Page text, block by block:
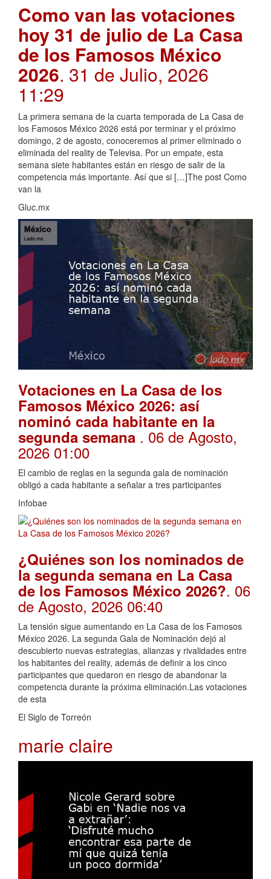
Como van las votaciones
hoy 31 de julio de La Casa
de los Famosos México
2026. 31 de Julio, 2026
11:29
La primera semana de la cuarta temporada de La Casa de
los Famosos México 2026 está por terminar y el próximo
domingo, 2 de agosto, conoceremos al primer eliminado o
eliminada del reality de Televisa. Por un empate, esta
semana siete habitantes están en riesgo de salir de la
competencia más importante. Así que si […]The post Como
van la
Gluc.mx
Votaciones en La Casa de los
Famosos México 2026: así
nominó cada habitante en la
segunda semana . 06 de Agosto,
2026 01:00
El cambio de reglas en la segunda gala de nominación
obligó a cada habitante a señalar a tres participantes
Infobae
¿Quiénes son los nominados de
la segunda semana en La Casa
de los Famosos México 2026?. 06
de Agosto, 2026 06:40
La tensión sigue aumentando en La Casa de los Famosos
México 2026. La segunda Gala de Nominación dejó al
descubierto nuevas estrategias, alianzas y rivalidades entre
los habitantes del reality, además de definir a los cinco
participantes que quedaron en riesgo de abandonar la
competencia durante la próxima eliminación.Las votaciones
de esta
El Siglo de Torreón
marie claire